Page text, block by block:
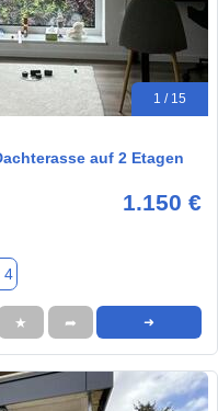
1 / 15
auf 2 Etagen
1.150 €
4
★ ➦ ➜